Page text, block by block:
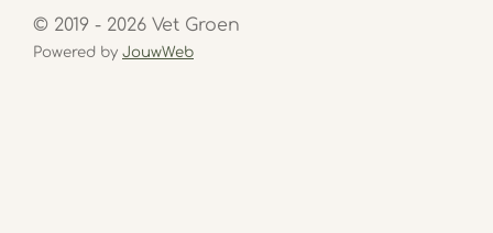
© 2019 - 2026 Vet Groen
Powered by JouwWeb